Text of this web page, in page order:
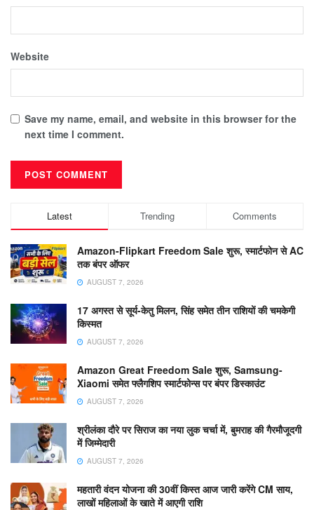
Website
Save my name, email, and website in this browser for the
next time I comment.
Latest Trending Comments
Amazon-Flipkart Freedom Sale शुरू, स्मार्टफोन से AC
तक बंपर ऑफर
AUGUST 7, 2026
17 अगस्त से सूर्य-केतु मिलन, सिंह समेत तीन राशियों की चमकेगी
किस्मत
AUGUST 7, 2026
Amazon Great Freedom Sale शुरू, Samsung-
Xiaomi समेत फ्लैगशिप स्मार्टफोन्स पर बंपर डिस्काउंट
AUGUST 7, 2026
श्रीलंका दौरे पर सिराज का नया लुक चर्चा में, बुमराह की गैरमौजूदगी
में जिम्मेदारी
AUGUST 7, 2026
महतारी वंदन योजना की 30वीं किस्त आज जारी करेंगे CM साय,
लाखों महिलाओं के खाते में आएगी राशि